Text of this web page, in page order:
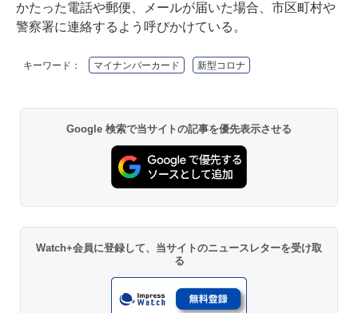
かたった電話や郵便、メールが届いた場合、市区町村や
警察署に連絡するよう呼びかけている。
キーワード： マイナンバーカード 新型コロナ
Google 検索で当サイトの記事を優先表示させる
Watch+会員に登録して、当サイトのニュースレターを受け取
る